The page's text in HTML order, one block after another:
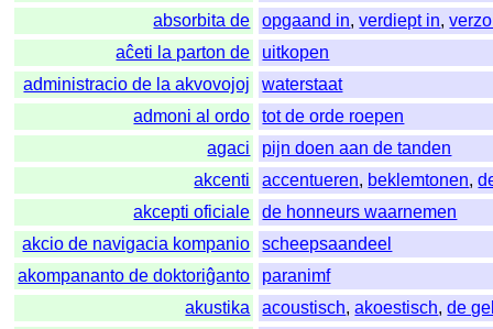
absorbita de
opgaand in,verdiept in,
aĉeti la parton de
uitkopen
administracio de la akvovojoj
waterstaat
admoni al ordo
tot de orde roepen
agaci
pijn doen aan de tanden
akcenti
accentueren, beklemtonen,
akcepti oficiale
de honneurs waarnemen
akcio de navigacia kompanio
scheepsaandeel
akompananto de doktoriĝanto
paranimf
akustika
acoustisch,akoestisch,de